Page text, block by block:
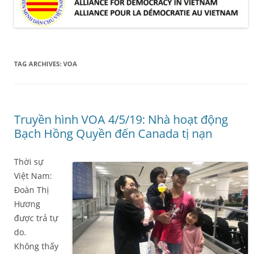
TAG ARCHIVES: VOA
Truyền hình VOA 4/5/19: Nhà hoạt động
Bạch Hồng Quyền đến Canada tị nạn
Thời sự
Việt Nam:
Đoàn Thị
Hương
được trả tự
do.
Không thấy